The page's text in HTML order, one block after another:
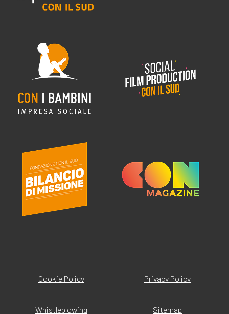
Cookie Policy Privacy Policy
Whistleblowing Sitemap